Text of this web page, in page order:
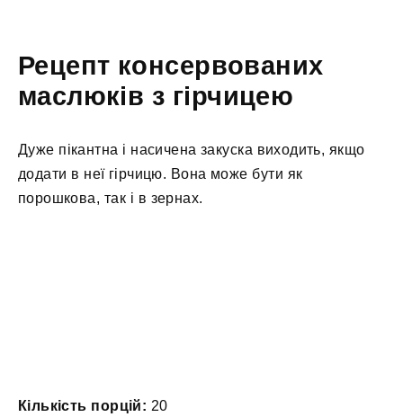
Рецепт консервованих
маслюків з гірчицею
Дуже пікантна і насичена закуска виходить, якщо
додати в неї гірчицю. Вона може бути як
порошкова, так і в зернах.
Кількість порцій: 20